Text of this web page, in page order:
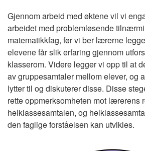
Gjennom arbeid med øktene vil vi
arbeidet med problemløsende
matematikkfag, før vi ber lærerne
elevene får slik erfaring gjennom
klasserom. Videre legger vi opp til at
av gruppesamtaler mellom elever, og
lytter til og diskuterer disse. Disse
rette oppmerksomheten mot lærerens
helklassesamtalen, og
den faglige forståelsen kan utvikles.